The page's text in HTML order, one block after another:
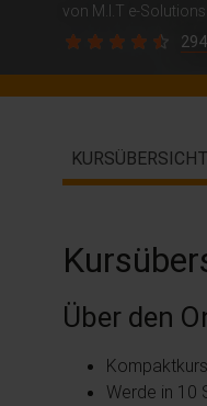
von M.I.T e-
KURSÜBERSICHT
Über den
Werde in 10